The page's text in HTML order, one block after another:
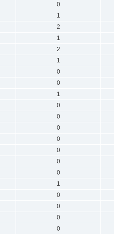
0
1
2
1
2
1
0
0
1
0
0
0
0
0
0
0
1
0
0
0
0